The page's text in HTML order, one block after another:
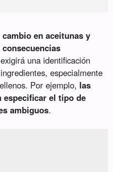
cambio en aceitunas y
una identificación
especialmente
Por ejemplo, las
especificar el tipo de
ambiguos.